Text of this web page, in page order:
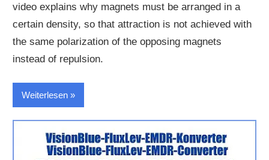
video explains why magnets must be arranged in a
certain density, so that attraction is not achieved with
the same polarization of the opposing magnets
instead of repulsion.
Weiterlesen